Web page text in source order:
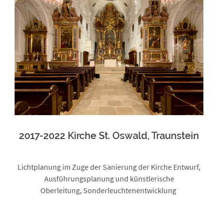
2017-2022 Kirche St. Oswald, Traunstein
Lichtplanung im Zuge der Sanierung der Kirche Entwurf,
Ausführungsplanung und künstlerische
Oberleitung, Sonderleuchtenentwicklung